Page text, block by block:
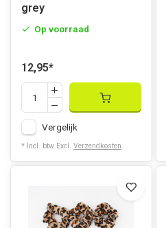
grey
Op voorraad
12,95*
Vergelijk
* Incl. btw Excl. Verzendkosten